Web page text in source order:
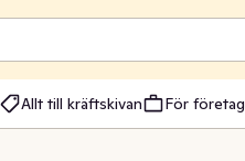
Allt till kräftskivan För företag